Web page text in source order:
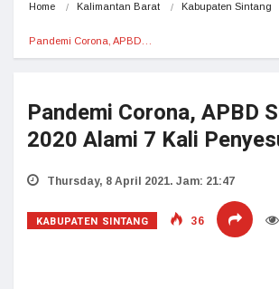
Home Kalimantan Barat Kabupaten Sintang
Pandemi Corona, APBD…
Pandemi Corona, APBD
2020 Alami 7 Kali
Thursday, 8 April 2021. Jam: 21:47
KABUPATEN SINTANG 36